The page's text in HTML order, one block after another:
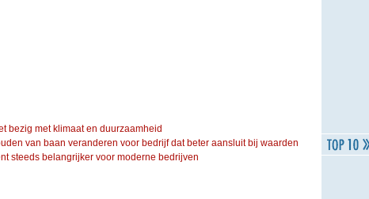
bezig met klimaat en duurzaamheid
van baan veranderen voor bedrijf dat beter aansluit bij waarden
steeds belangrijker voor moderne bedrijven